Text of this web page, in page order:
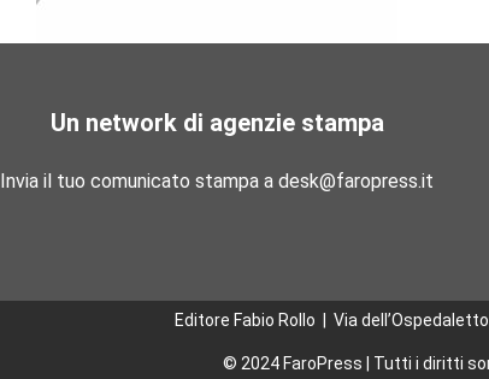
Un network di agenzie stampa
Invia il tuo comunicato stampa a desk@faropress.it
Editore Fabio Rollo | Via
© 2024 FaroPress | Tutti i diritti